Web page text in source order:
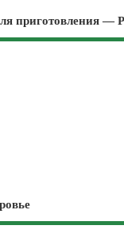
приготовления —